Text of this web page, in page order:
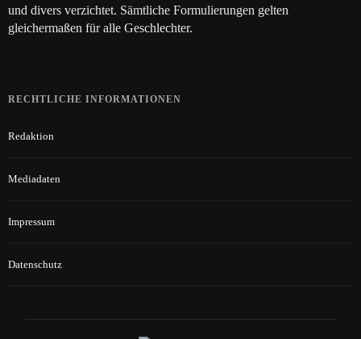
und divers verzichtet. Sämtliche Formulierungen gelten
gleichermaßen für alle Geschlechter.
RECHTLICHE INFORMATIONEN
Redaktion
Mediadaten
Impressum
Datenschutz